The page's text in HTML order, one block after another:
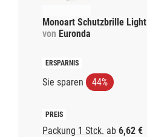
Monoart Schutzbrille Light
von Euronda
Sie sparen 44%
Packung 1 Stck. ab 6,62 €